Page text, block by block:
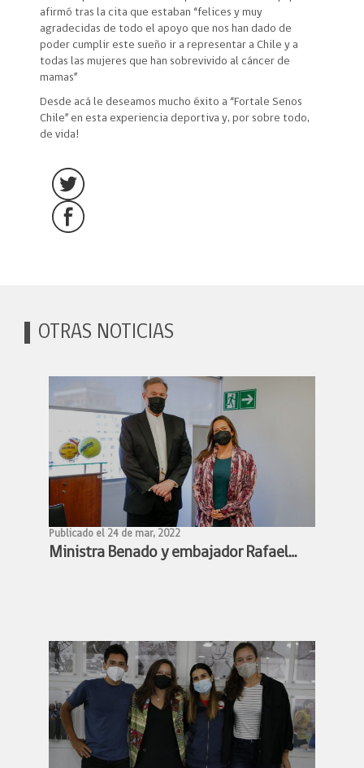
afirmó tras la cita que estaban “felices y muy
agradecidas de todo el apoyo que nos han dado de
poder cumplir este sueño ir a representar a Chile y a
todas las mujeres que han sobrevivido al cáncer de
mamas”
Desde acá le deseamos mucho éxito a “Fortale Senos
Chile” en esta experiencia deportiva y, por sobre todo,
de vida!
OTRAS NOTICIAS
Publicado el 24 de mar, 2022
Ministra Benado y embajador Rafael
deportivas